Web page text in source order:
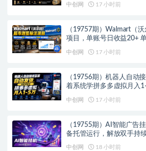
中创网 17 小时前
（19757期）Walmart（
项目，单账号日收益20+
中创网 17 小时前
（19756期）机器人自动
着系统学拼多多虚拟月入
中创网 17 小时前
（19755期）AI智能广告
备托管运行，解放双手持
中创网 18 小时前